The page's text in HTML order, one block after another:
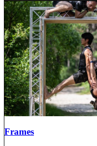
Frames